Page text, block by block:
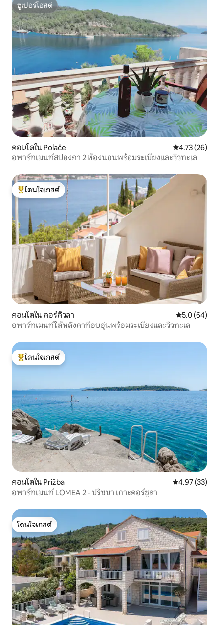
ซูเปอร์โฮสต์
ซูเปอร์โฮสต์
คอนโดใน Polače คะแนนเฉลี่ย
4.73 (26)
อพาร์ทเมนท์สปองกา 2 ห้องนอนพร้อมระเบียงและวิวทะเล
โดนใจเกสต์ที่สุด
โดนใจเกสต์
คอนโดใน คอร์คิวลา คะแนนเฉลี่ย
5.0 (64)
อพาร์ทเมนท์ใต้หลังคาที่อบอุ่นพร้อมระเบียงและวิวทะเล
โดนใจเกสต์ที่สุด
โดนใจเกสต์
คอนโดใน Prižba คะแนนเฉลี่ย
4.97 (33)
อพาร์ทเมนท์ LOMEA 2 - ปริซบา เกาะคอร์ชูลา
โดนใจเกสต์
โดนใจเกสต์